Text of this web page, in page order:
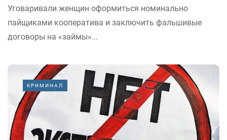
Уговаривали женщин оформиться номинально
пайщиками кооператива и заключить фальшивые
договоры на «займы»...
КРИМИНАЛ